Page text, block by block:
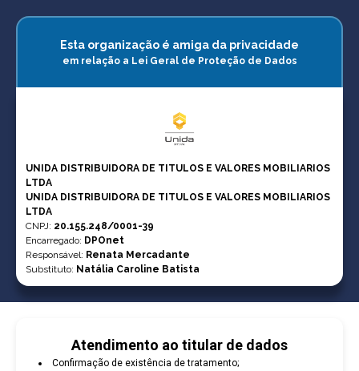
Esta organização é amiga da privacidade
em relação a Lei Geral de Proteção de Dados
UNIDA DISTRIBUIDORA DE TITULOS E VALORES MOBILIARIOS
LTDA
UNIDA DISTRIBUIDORA DE TITULOS E VALORES MOBILIARIOS
LTDA
CNPJ: 20.155.248/0001-39
Encarregado: DPOnet
Responsável: Renata Mercadante
Substituto: Natália Caroline Batista
Atendimento ao titular de dados
Confirmação de existência de tratamento;